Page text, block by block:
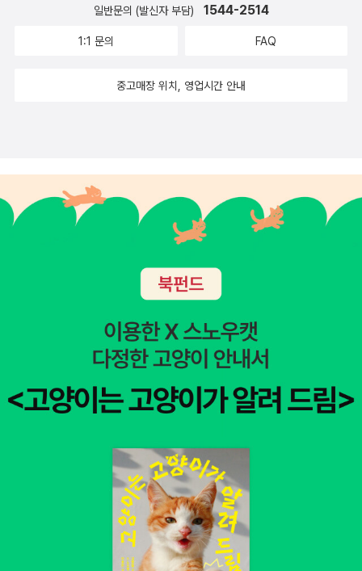
었는데 초등교과연계 과학공화국 화학법정 4 화학반응 보니 새
로운 정보를 알게 되었어요.
일반문의 (발신자 부담) 1544-2514
1:1 문의 FAQ
중고매장 위치, 영업시간 안내